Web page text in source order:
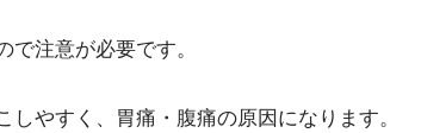
注意が必要です。
やすく、胃痛・腹痛の原因になります。